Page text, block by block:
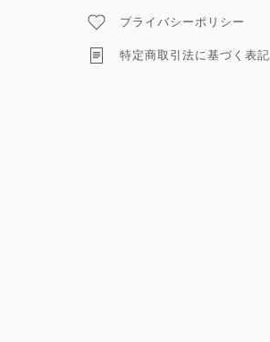
プライバシーポリシー
特定商取引法に基づく表記